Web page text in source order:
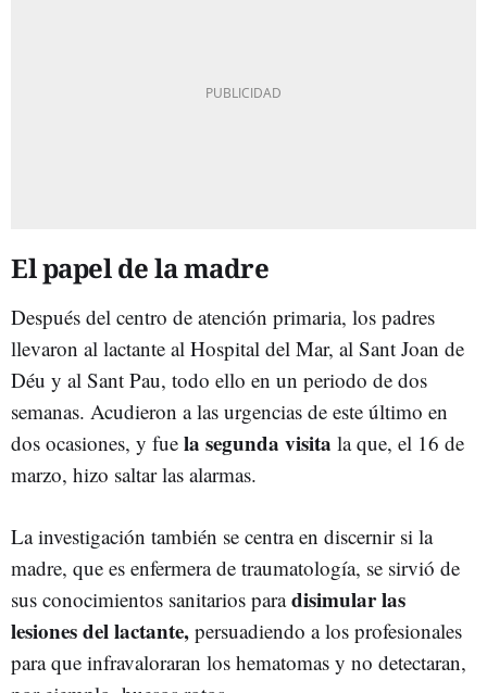
El papel de la madre
Después del centro de atención primaria, los padres
llevaron al lactante al Hospital del Mar, al Sant Joan de
Déu y al Sant Pau, todo ello en un periodo de dos
semanas. Acudieron a las urgencias de este último en
dos ocasiones, y fue la segunda visita la que, el 16 de
marzo, hizo saltar las alarmas.
La investigación también se centra en discernir si la
madre, que es enfermera de traumatología, se sirvió de
sus conocimientos sanitarios paradisimular las
lesiones del lactante, persuadiendo a los profesionales
para que infravaloraran los hematomas y no detectaran,